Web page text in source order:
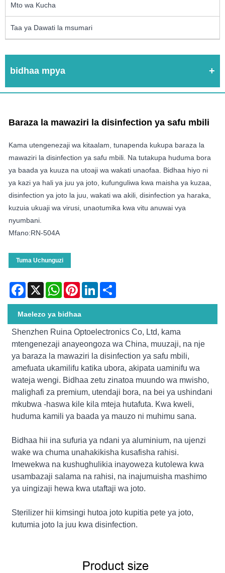
Mto wa Kucha
Taa ya Dawati la msumari
bidhaa mpya
Baraza la mawaziri la disinfection ya safu mbili
Kama utengenezaji wa kitaalam, tunapenda kukupa baraza la
mawaziri la disinfection ya safu mbili. Na tutakupa huduma bora
ya baada ya kuuza na utoaji wa wakati unaofaa. Bidhaa hiyo ni
ya kazi ya hali ya juu ya joto, kufunguliwa kwa maisha ya kuzaa,
disinfection ya joto la juu, wakati wa akili, disinfection ya haraka,
kuzuia ukuaji wa virusi, unaotumika kwa vitu anuwai vya
nyumbani.
Mfano:RN-504A
Tuma Uchunguzi
Facebook
X WhatsAppPinterestLinkedIn
Maelezo ya bidhaa
Shenzhen Ruina Optoelectronics Co, Ltd, kama
mtengenezaji anayeongoza wa China, muuzaji, na nje
ya baraza la mawaziri la disinfection ya safu mbili,
amefuata ukamilifu katika ubora, akipata uaminifu wa
wateja wengi. Bidhaa zetu zinatoa muundo wa mwisho,
malighafi za premium, utendaji bora, na bei ya ushindani
mkubwa -haswa kile kila mteja hutafuta. Kwa kweli,
huduma kamili ya baada ya mauzo ni muhimu sana.
Bidhaa hii ina sufuria ya ndani ya aluminium, na ujenzi
wake wa chuma unahakikisha kusafisha rahisi.
Imewekwa na kushughulikia inayoweza kutolewa kwa
usambazaji salama na rahisi, na inajumuisha mashimo
ya uingizaji hewa kwa utaftaji wa joto.
Sterilizer hii kimsingi hutoa joto kupitia pete ya joto,
kutumia joto la juu kwa disinfection.